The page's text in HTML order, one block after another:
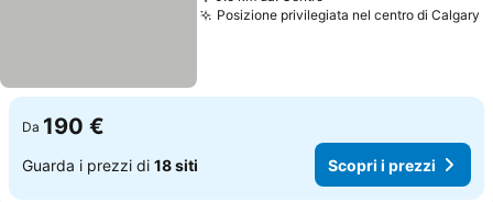
Posizione privilegiata nel centro di Calgary
Da 190 €
Guarda i prezzi di 18 siti Scopri i prezzi